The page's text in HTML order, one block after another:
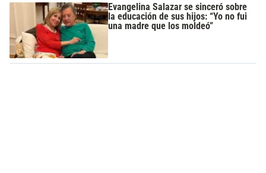
Evangelina Salazar se sinceró sobre
la educación de sus hijos: “Yo no fui
una madre que los moldeó”